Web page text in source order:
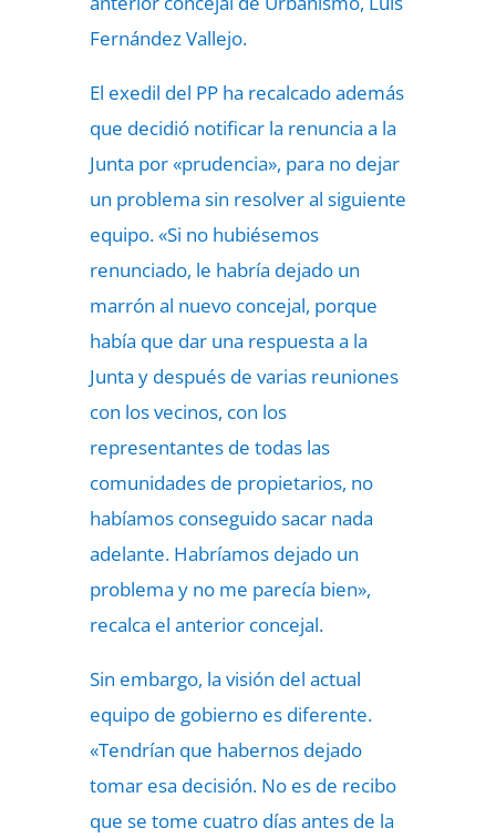
Fernández Vallejo.
El exedil del PP ha recalcado además
que decidió notificar la renuncia a la
Junta por «prudencia», para no dejar
un problema sin resolver al siguiente
equipo. «Si no hubiésemos
renunciado, le habría dejado un
marrón al nuevo concejal, porque
había que dar una respuesta a la
Junta y después de varias reuniones
con los vecinos, con los
representantes de todas las
comunidades de propietarios, no
habíamos conseguido sacar nada
adelante. Habríamos dejado un
problema y no me parecía bien»,
recalca el anterior concejal.
Sin embargo, la visión del actual
equipo de gobierno es diferente.
«Tendrían que habernos dejado
tomar esa decisión. No es de recibo
que se tome cuatro días antes de la